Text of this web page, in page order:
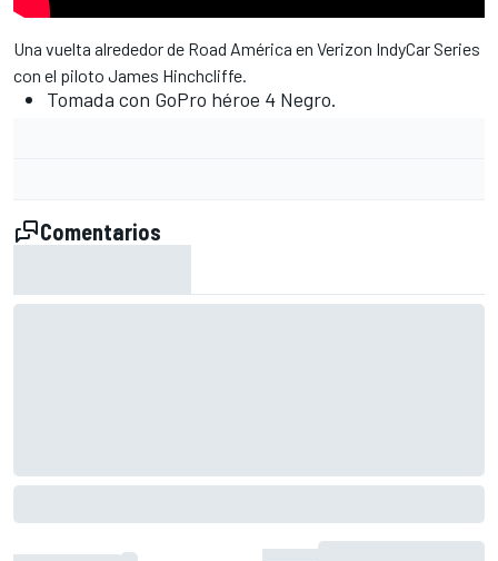
Una vuelta alrededor de Road América en Verizon IndyCar Series
con el piloto James Hinchcliffe.
Tomada con GoPro héroe 4 Negro.
Comentarios